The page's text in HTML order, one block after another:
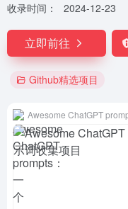
收录时间： 2024-12-23
立即前往
Github精选项目
Awesome ChatGPT